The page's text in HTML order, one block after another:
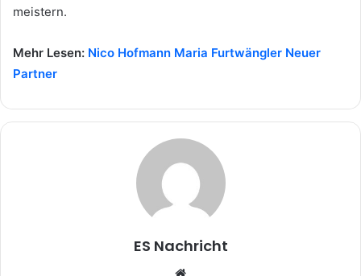
meistern.
Mehr Lesen: Nico Hofmann Maria Furtwängler Neuer
Partner
ES Nachricht